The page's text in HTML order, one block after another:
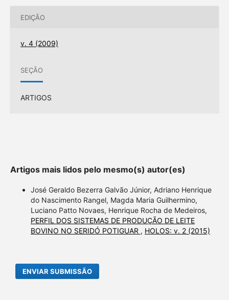
EDIÇÃO
v. 4 (2009)
SEÇÃO
ARTIGOS
Artigos mais lidos pelo mesmo(s) autor(es)
José Geraldo Bezerra Galvão Júnior, Adriano Henrique
do Nascimento Rangel, Magda Maria Guilhermino,
Luciano Patto Novaes, Henrique Rocha de Medeiros,
PERFIL DOS SISTEMAS DE PRODUÇÃO DE LEITE
BOVINO NO SERIDÓ POTIGUAR , HOLOS: v. 2 (2015)
ENVIAR SUBMISSÃO